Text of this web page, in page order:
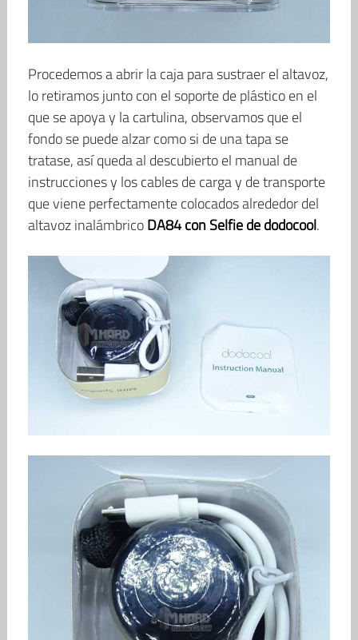
Procedemos a abrir la caja para sustraer el altavoz,
lo retiramos junto con el soporte de plástico en el
que se apoya y la cartulina, observamos que el
fondo se puede alzar como si de una tapa se
tratase, así queda al descubierto el manual de
instrucciones y los cables de carga y de transporte
que viene perfectamente colocados alrededor del
altavoz inalámbricoDA84 con Selfie de dodocool.